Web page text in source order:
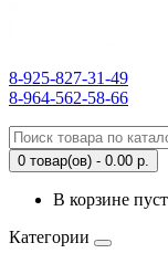
8-925-827-31-49
8-964-562-58-66
0 товар(ов) - 0.00 р.
В корзине
Категории